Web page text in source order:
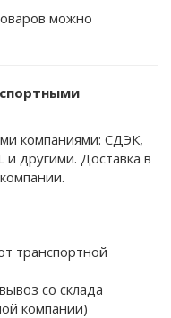
можно
компаниями: СДЭК,
другими. Доставка в
транспортной
со склада
компании)